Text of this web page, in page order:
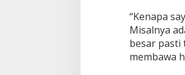
“Kenapa
Misalnya
besar pasti
membawa